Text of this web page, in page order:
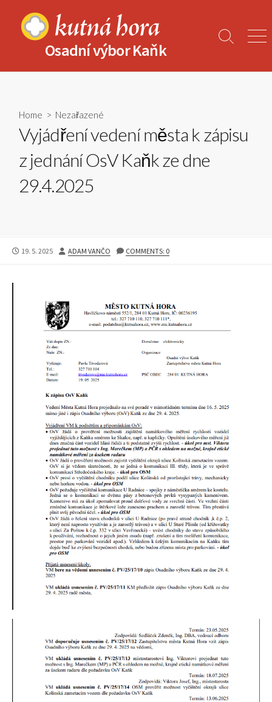
content
Osadní výbor Kaňk
Search
Home > Nezařazené
Vyjádření vedení města k zápisu
z jednání OsV Kaňk ze dne
29.4.2025
PUBLISHED
19. 5. 2025 AUTHOR
ADAM VANČO COMMENTS: 0